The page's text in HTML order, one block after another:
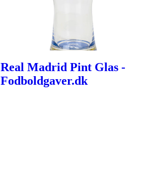
Real Madrid Pint Glas -
Fodboldgaver.dk